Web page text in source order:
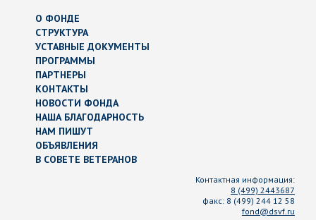
О ФОНДЕ
СТРУКТУРА
УСТАВНЫЕ ДОКУМЕНТЫ
ПРОГРАММЫ
ПАРТНЕРЫ
КОНТАКТЫ
НОВОСТИ ФОНДА
НАША БЛАГОДАРНОСТЬ
НАМ ПИШУТ
ОБЪЯВЛЕНИЯ
В СОВЕТЕ ВЕТЕРАНОВ
Контактная информация:
8 (499) 2443687
факс: 8 (499) 244 12 58
fond@dsvf.ru